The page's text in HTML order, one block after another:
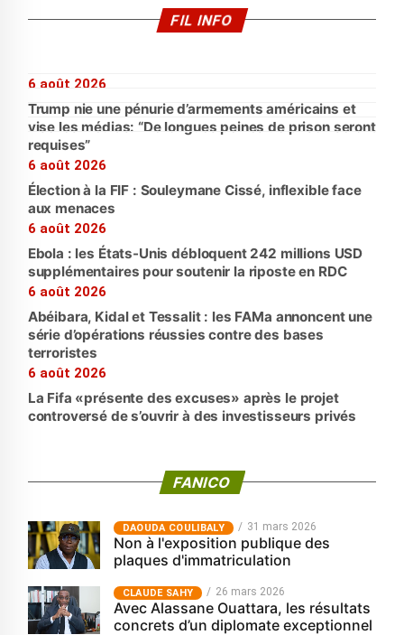
FIL INFO
6 août 2026
Trump nie une pénurie d’armements américains et
vise les médias: “De longues peines de prison seront
requises”
6 août 2026
Élection à la FIF : Souleymane Cissé, inflexible face
aux menaces
6 août 2026
Ebola : les États-Unis débloquent 242 millions USD
supplémentaires pour soutenir la riposte en RDC
6 août 2026
Abéibara, Kidal et Tessalit : les FAMa annoncent une
série d’opérations réussies contre des bases
terroristes
6 août 2026
La Fifa «présente des excuses» après le projet
controversé de s’ouvrir à des investisseurs privés
FANICO
‎DAOUDA COULIBALY 31 mars 2026
Non à l'exposition publique des
plaques d'immatriculation
CLAUDE SAHY 26 mars 2026
Avec Alassane Ouattara, les résultats
concrets d’un diplomate exceptionnel